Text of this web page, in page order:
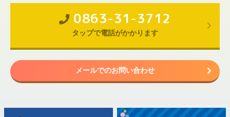
0863-31-3712
タップで電話がかかります
メールでのお問い合わせ